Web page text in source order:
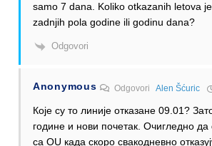
samo 7 dana. Koliko otkazanih letova
zadnjih pola godine ili godinu dana?
Odgovori
Anonymous OdgovoriAlen Šćuric
Које су то линије отказане 09.01?
године и нови почетак. Очигледно
са OU када скоро свакодневно